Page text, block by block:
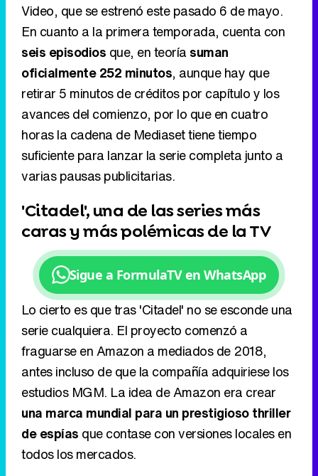
Video, que se estrenó este pasado 6 de mayo.
En cuanto a la primera temporada, cuenta con
seis episodios que, en teoría suman
oficialmente 252 minutos, aunque hay que
retirar 5 minutos de créditos por capítulo y los
avances del comienzo, por lo que en cuatro
horas la cadena de Mediaset tiene tiempo
suficiente para lanzar la serie completa junto a
varias pausas publicitarias.
'Citadel', una de las series más
caras y más polémicas de la TV
Sigue a FormulaTV en WhatsApp
Lo cierto es que tras 'Citadel' no se esconde una
serie cualquiera. El proyecto comenzó a
fraguarse en Amazon a mediados de 2018,
antes incluso de que la compañía adquiriese los
estudios MGM. La idea de Amazon era crear
una marca mundial para un prestigioso thriller
de espías que contase con versiones locales en
todos los mercados.